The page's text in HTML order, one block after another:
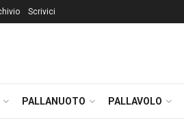
Scrivici
PALLANUOTO PALLAVOLO